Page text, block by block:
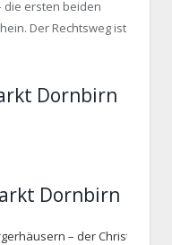
die ersten beiden
Der Rechtsweg ist
Dornbirn
Dornbirn
– der